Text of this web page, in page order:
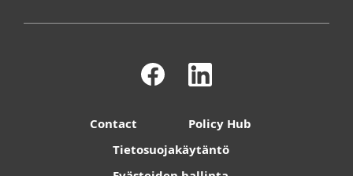
Contact
Policy Hub
Tietosuojakäytäntö